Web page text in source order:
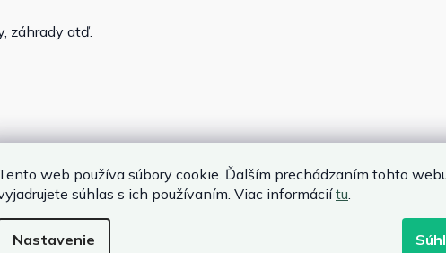
web používa súbory cookie. Ďalším prechádzaním tohto
súhlas s ich používaním. Viac informáciítu
Nastavenie
záhrady atď.
- 50/60 Hz